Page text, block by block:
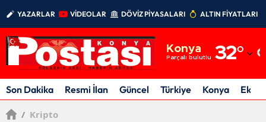
YAZARLAR VİDEOLAR DÖVİZ PİYASALARI ALTIN FİYATLARI
Konya
Parçalı bulutlu 32°
Adıyaman
Afyonkarahisar
Son Dakika Resmi İlan Güncel Türkiye Konya
/ Kripto